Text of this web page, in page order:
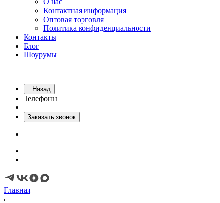
О нас
Контактная информация
Оптовая торговля
Политика конфиденциальности
Контакты
Блог
Шоурумы
Назад
Телефоны
Заказать звонок
Главная